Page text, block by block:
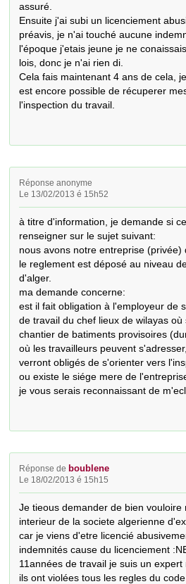
assuré.
Ensuite j'ai subi un licenciement
préavis, je n'ai touché aucune
l'époque j'etais jeune je ne
lois, donc je n'ai rien di.
Cela fais maintenant 4 ans de cela,
est encore possible de récuperer
l'inspection du travail.
Réponse anonyme
Le 13/02/2013 é 15h52
à titre d'information, je demande si
renseigner sur le sujet suivant:
nous avons notre entreprise (privée)
le reglement est déposé au niveau
d'alger.
ma demande concerne:
est il fait obligation à l'employeur de
de travail du chef lieux de wilayas
chantier de batiments provisoires
où les travailleurs peuvent
verront obligés de s'orienter vers
ou existe le siége mere de
je vous serais reconnaissant de
Réponse de boublene
Le 18/02/2013 é 15h15
Je tieous demander de bien
interieur de la societe algerienne
car je viens d'etre licencié
indemnités cause du licenciement
11années de travail je suis un
ils ont violées tous les regles du